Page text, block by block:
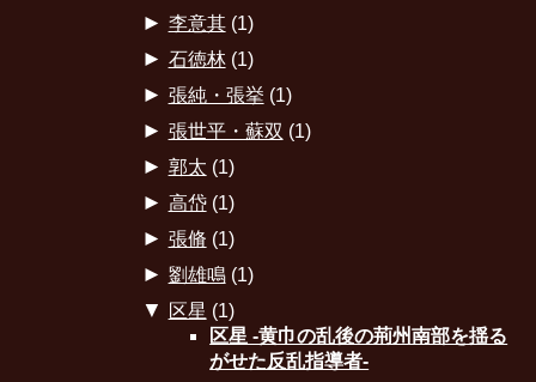
► 李意其(1)
► 石徳林(1)
► 張純・張挙 (1)
► 張世平・蘇双 (1)
► 郭太 (1)
► 高岱(1)
► 張脩 (1)
► 劉雄鳴(1)
▼ 区星 (1)
区星 -黄巾の乱後の荊州南部を揺る
がせた反乱指導者-